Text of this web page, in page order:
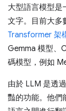
大型語言模型是
文字。目前大多
Transformer 架
Gemma 模型、
碼模型，例如
由於 LLM 是透
豔的功能。他們